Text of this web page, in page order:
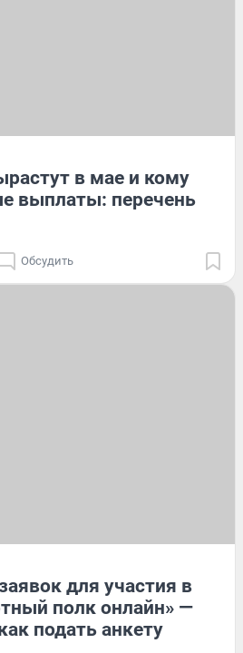
в мае и кому
выплаты: перечень
Обсудить
для участия в
полк онлайн» —
подать анкету